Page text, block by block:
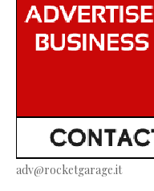
adv@rocketgarage.it